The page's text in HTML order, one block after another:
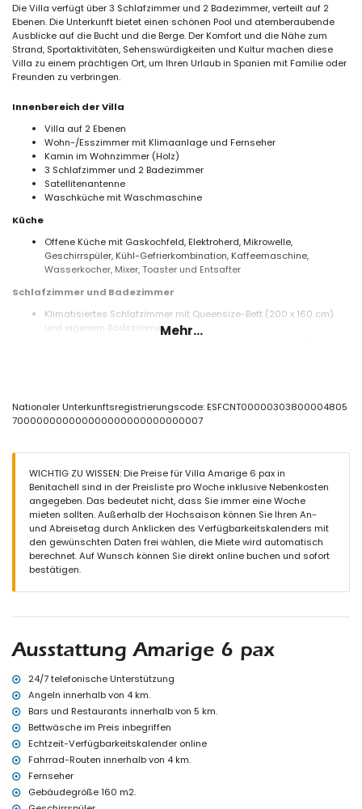
Die Villa verfügt über 3 Schlafzimmer und 2 Badezimmer, verteilt auf 2
Ebenen. Die Unterkunft bietet einen schönen Pool und atemberaubende
Ausblicke auf die Bucht und die Berge. Der Komfort und die Nähe zum
Strand, Sportaktivitäten, Sehenswürdigkeiten und Kultur machen diese
Villa zu einem prächtigen Ort, um Ihren Urlaub in Spanien mit Familie oder
Freunden zu verbringen.
Innenbereich der Villa
Villa auf 2 Ebenen
Wohn-/Esszimmer mit Klimaanlage und Fernseher
Kamin im Wohnzimmer (Holz)
3 Schlafzimmer und 2 Badezimmer
Satellitenantenne
Waschküche mit Waschmaschine
Küche
Offene Küche mit Gaskochfeld, Elektroherd, Mikrowelle,
Geschirrspüler, Kühl-Gefrierkombination, Kaffeemaschine,
Wasserkocher, Mixer, Toaster und Entsafter
Schlafzimmer und Badezimmer
Klimatisiertes Schlafzimmer mit Queensize-Bett (200 x 160 cm)
und eigenem Badezimmer
Außenbereich der Villa
Nierenförmiger privater Pool, 6m x 3m und 2m tief
2 Terrassen, eine davon überdacht
Außenküche und Grill
Außendusche
Sitz- und Essbereich im Freien
Weitere Informationen
Nächster Ort: Poble Nou de Benitachell (innerhalb von 4 Kilometern
von der Villa)
von der Villa)
der Villa)
Nächster Park: Circle Park, Moraira (innerhalb von 10 Kilometern von
der Villa)
Nächster Flughafen: Alicante (innerhalb von 100 Kilometern von
der Villa)
Bitte konsultieren, ob Haustiere erlaubt sind
Die Unterkunft ist sehr geeignet für Familien mit Kindern
Einrichtungen und Dienstleistungen, die im Mietpreis der Villa
inbegriffen sind
Internet (WiFi)
Mehr...
Nationaler Unterkunftsregistrierungscode: ESFCNT00000303800004805
700000000000000000000000000007
WICHTIG ZU WISSEN: Die Preise für Villa Amarige 6 pax in
Benitachell sind in der Preisliste pro Woche inklusive Nebenkosten
angegeben. Das bedeutet nicht, dass Sie immer eine Woche
mieten sollten. Außerhalb der Hochsaison können Sie Ihren An-
und Abreisetag durch Anklicken des Verfügbarkeitskalenders mit
den gewünschten Daten frei wählen, die Miete wird automatisch
berechnet. Auf Wunsch können Sie direkt online buchen und sofort
bestätigen.
Ausstattung Amarige 6 pax
24/7 telefonische Unterstützung
Angeln innerhalb von 4 km.
Bars und Restaurants innerhalb von 5 km.
Bettwäsche im Preis inbegriffen
Echtzeit-Verfügbarkeitskalender online
Fahrrad-Routen innerhalb von 4 km.
Fernseher
Gebäudegröße 160 m2.